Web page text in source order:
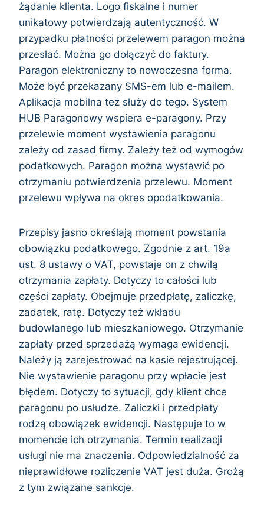
żądanie klienta. Logo fiskalne i numer
unikatowy potwierdzają autentyczność. W
przypadku płatności przelewem paragon można
przesłać. Można go dołączyć do faktury.
Paragon elektroniczny to nowoczesna forma.
Może być przekazany SMS-em lub e-mailem.
Aplikacja mobilna też służy do tego. System
HUB Paragonowy wspiera e-paragony. Przy
przelewie moment wystawienia paragonu
zależy od zasad firmy. Zależy też od wymogów
podatkowych. Paragon można wystawić po
otrzymaniu potwierdzenia przelewu. Moment
przelewu wpływa na okres opodatkowania.
Przepisy jasno określają moment powstania
obowiązku podatkowego. Zgodnie z art. 19a
ust. 8 ustawy o VAT, powstaje on z chwilą
otrzymania zapłaty. Dotyczy to całości lub
części zapłaty. Obejmuje przedpłatę, zaliczkę,
zadatek, ratę. Dotyczy też wkładu
budowlanego lub mieszkaniowego. Otrzymanie
zapłaty przed sprzedażą wymaga ewidencji.
Należy ją zarejestrować na kasie rejestrującej.
Nie wystawienie paragonu przy wpłacie jest
błędem. Dotyczy to sytuacji, gdy klient chce
paragonu po usłudze. Zaliczki i przedpłaty
rodzą obowiązek ewidencji. Następuje to w
momencie ich otrzymania. Termin realizacji
usługi nie ma znaczenia. Odpowiedzialność za
nieprawidłowe rozliczenie VAT jest duża. Grożą
z tym związane sankcje.